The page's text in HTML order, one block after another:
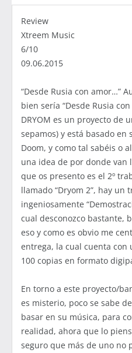
Review
Xtreem Music
6/10
09.06.2015
“Desde Rusia con amor…”
bien sería “Desde Rusia
DRYOM es un proyecto de
sepamos) y está basado
Doom, y como tal sabéis o
una idea de por donde van
que os presento es el 2º
llamado “Dryom 2”, hay
ingeniosamente
cual desconozco bastante,
eso y como es obvio me
entrega, la cual cuenta
100 copias en formato
En torno a este proyecto/
es misterio, poco se sabe
basar en su música, para
realidad, ahora que lo
seguro que más de uno no